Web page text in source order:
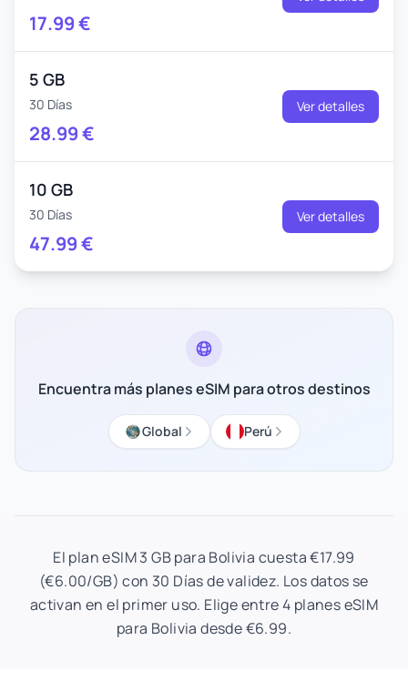
17.99€
5 GB
30 Días
28.99€
Ver detalles
10 GB
30 Días
47.99€
Ver detalles
Encuentra más planes eSIM para otros destinos
Global Perú
El plan eSIM 3 GB para Bolivia cuesta €17.99
(€6.00/GB) con 30 Días de validez. Los datos se
activan en el primer uso. Elige entre 4 planes eSIM
para Bolivia desde €6.99.